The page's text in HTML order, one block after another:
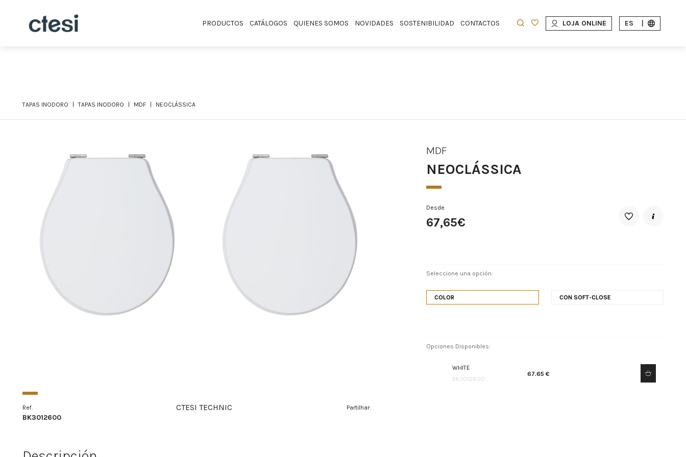
PRODUCTOS CATÁLOGOS QUIENES SOMOS NOVIDADES SOSTENIBILIDAD CONTACTOS LOJA ONLINE ES
TAPAS INODORO TAPAS INODORO MDF NEOCLÁSSICA
MDF
NEOCLÁSSICA
Desde
67,65€
Seleccione una opción:
COLOR CON SOFT-CLOSE
Opciones Disponibles:
WHITE
BK3012600
67.65 €
Ref.
BK3012600
CTESI TECHNIC Partilhar: